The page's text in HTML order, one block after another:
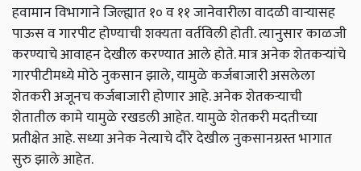
हवामान विभागाने जिल्ह्यात १० व ११ जानेवारीला वादळी वाऱ्यासह
पाऊस व गारपीट होण्याची शक्यता वर्तविली होती. त्यानुसार काळजी
करण्याचे आवाहन देखील करण्यात आले होते. मात्र अनेक शेतकऱ्यांचे
गारपीटीमध्ये मोठे नुकसान झाले, यामुळे कर्जबाजारी असलेला
शेतकरी अजूनच कर्जबाजारी होणार आहे. अनेक शेतकऱ्याची
शेतातील कामे यामुळे रखडली आहेत. यामुळे शेतकरी मदतीच्या
प्रतीक्षेत आहे. सध्या अनेक नेत्याचे दौरे देखील नुकसानग्रस्त भागात
सुरु झाले आहेत.